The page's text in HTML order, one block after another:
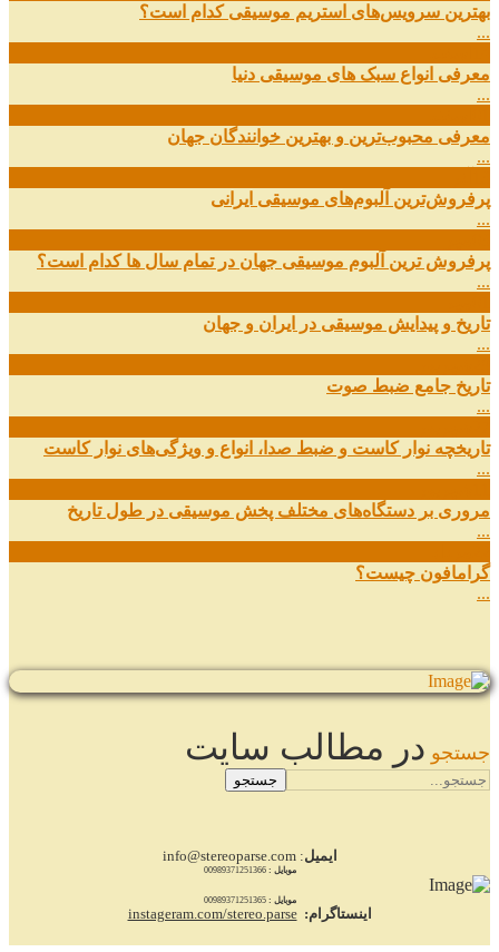
بهترین سرویس‌های استریم موسیقی کدام است؟
...
معرفی انواع سبک های موسیقی دنیا
...
معرفی محبوب‌ترین و بهترین خوانندگان جهان
...
پرفروش‌ترین آلبوم‌های موسیقی ایرانی
...
پرفروش ترین آلبوم موسیقی جهان در تمام سال ها کدام است؟
...
تاریخ و پیدایش موسیقی در ایران و جهان
...
تاریخ جامع ضبط صوت
...
تاریخچه نوار کاست و ضبط صدا، انواع و ویژگی‌های نوار کاست
...
مروری بر دستگاه‌های مختلف پخش موسیقی در طول تاریخ
...
گرامافون چیست؟
...
جستجو در مطالب سایت
جستجو
ایمیل : info@stereoparse.com
موبایل :00989371251366
موبایل :00989371251365
اینستاگرام: instageram.com/stereo.parse